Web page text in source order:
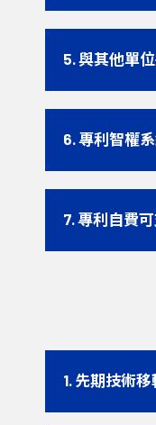
5. 與其他單
6. 專利智權
7. 專利自費
1. 先期技術